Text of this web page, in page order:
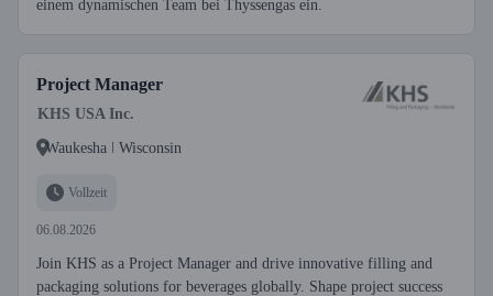
einem dynamischen Team bei Thyssengas ein.
Project Manager
KHS USA Inc.
Waukesha ǀ Wisconsin
Vollzeit
06.08.2026
Join KHS as a Project Manager and drive innovative filling and
packaging solutions for beverages globally. Shape project success